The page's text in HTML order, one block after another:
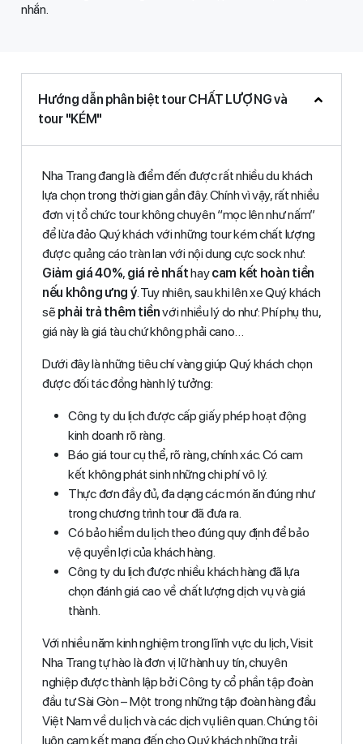
nhắn.
Hướng dẫn phân biệt tour CHẤT LƯỢNG và
tour "KÉM"
Nha Trang đang là điểm đến được rất nhiều du khách
lựa chọn trong thời gian gần đây. Chính vì vậy, rất nhiều
đơn vị tổ chức tour không chuyên “mọc lên như nấm”
để lừa đảo Quý khách với những tour kém chất lượng
được quảng cáo tràn lan với nội dung cực sock như:
Giảm giá 40%, giá rẻ nhấthaycam kết hoàn tiền
nếu không ưng ý. Tuy nhiên, sau khi lên xe Quý khách
sẽ phải trả thêm tiềnvới nhiều lý do như: Phí phụ thu,
giá này là giá tàu chứ không phải cano…
Dưới đây là những tiêu chí vàng giúp Quý khách chọn
được đối tác đồng hành lý tưởng:
Công ty du lịch được cấp giấy phép hoạt động
kinh doanh rõ ràng.
Báo giá tour cụ thể, rõ ràng, chính xác. Có cam
kết không phát sinh những chi phí vô lý.
Thực đơn đầy đủ, đa dạng các món ăn đúng như
trong chương trình tour đã đưa ra.
Có bảo hiểm du lịch theo đúng quy định để bảo
vệ quyền lợi của khách hàng.
Công ty du lịch được nhiều khách hàng đã lựa
chọn đánh giá cao về chất lượng dịch vụ và giá
thành.
Với nhiều năm kinh nghiệm trong lĩnh vực du lịch, Visit
Nha Trang tự hào là đơn vị lữ hành uy tín, chuyên
nghiệp được thành lập bởi Công ty cổ phần tập đoàn
đầu tư Sài Gòn – Một trong những tập đoàn hàng đầu
Việt Nam về du lịch và các dịch vụ liên quan. Chúng tôi
luôn cam kết mang đến cho Quý khách những trải